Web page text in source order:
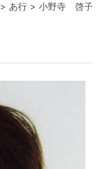
> あ行> 小野寺 啓子